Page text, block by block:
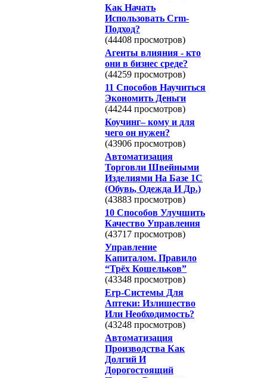
Как Начать
Использовать Crm-
Подход?
(44408 просмотров)
Агенты влияния - кто
они в бизнес среде?
(44259 просмотров)
11 Способов Научиться
Экономить Деньги
(44244 просмотров)
Коучинг– кому и для
чего он нужен?
(43906 просмотров)
Автоматизация
Торговли Швейными
Изделиями На Базе 1С
(Обувь, Одежда И Др.)
(43883 просмотров)
10 Способов Улучшить
Качество Управления
(43717 просмотров)
Управление
Капиталом. Правило
“Трёх Кошельков”
(43348 просмотров)
Erp-Системы Для
Аптеки: Излишество
Или Необходимость?
(43248 просмотров)
Автоматизация
Производства Как
Долгий И
Дорогостоящий